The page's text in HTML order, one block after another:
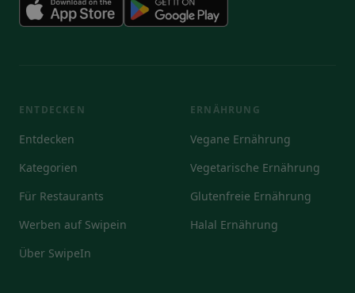
ENTDECKEN
Entdecken
Kategorien
Für Restaurants
Werben auf Swipein
Über SwipeIn
ERNÄHRUNG
Vegane Ernährung
Vegetarische Ernährung
Glutenfreie Ernährung
Halal Ernährung